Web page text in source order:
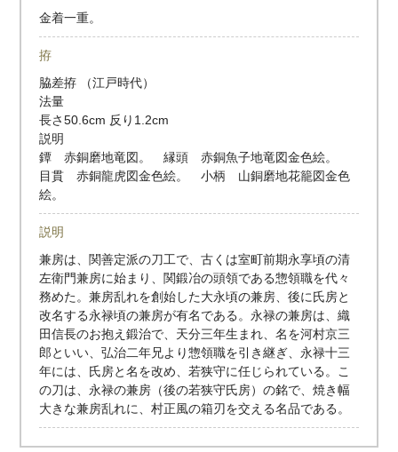
金着一重。
拵
脇差拵 （江戸時代）
法量
長さ50.6cm 反り1.2cm
説明
鐔 赤銅磨地竜図。 縁頭 赤銅魚子地竜図金色絵。
目貫 赤銅龍虎図金色絵。 小柄 山銅磨地花籠図金色
絵。
説明
兼房は、関善定派の刀工で、古くは室町前期永享頃の清
左衛門兼房に始まり、関鍛冶の頭領である惣領職を代々
務めた。兼房乱れを創始した大永頃の兼房、後に氏房と
改名する永禄頃の兼房が有名である。永禄の兼房は、織
田信長のお抱え鍛治で、天分三年生まれ、名を河村京三
郎といい、弘治二年兄より惣領職を引き継ぎ、永禄十三
年には、氏房と名を改め、若狭守に任じられている。こ
の刀は、永禄の兼房（後の若狭守氏房）の銘で、焼き幅
大きな兼房乱れに、村正風の箱刃を交える名品である。